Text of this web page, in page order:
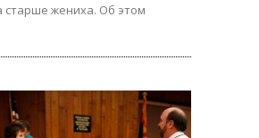
старше жениха. Об этом